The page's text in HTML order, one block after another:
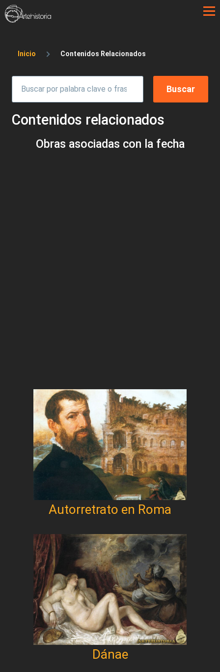
Pasar al contenido principal
Sobrescribir enlaces de ayuda a la
Inicio Contenidos Relacionados
Contenidos relacionados
Obras asociadas con la fecha
Autorretrato en Roma
Dánae